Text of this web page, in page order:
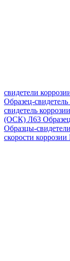
свидетели
Образец-
свидетель
(ОСК) Л63
Образцы-
скорости коррозии